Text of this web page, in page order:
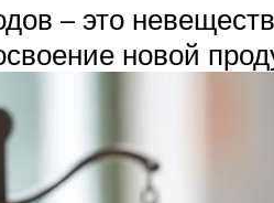
– это
новой